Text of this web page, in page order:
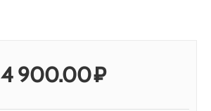
4 900.00₽